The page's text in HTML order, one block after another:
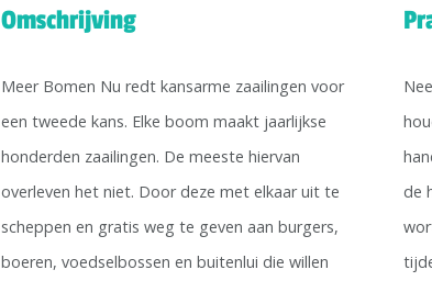
Omschrijving
Meer Bomen Nu redt kansarme zaailingen voor
een tweede kans. Elke boom maakt jaarlijkse
honderden zaailingen. De meeste hiervan
overleven het niet. Door deze met elkaar uit te
scheppen en gratis weg te geven aan burgers,
boeren, voedselbossen en buitenlui die willen
de